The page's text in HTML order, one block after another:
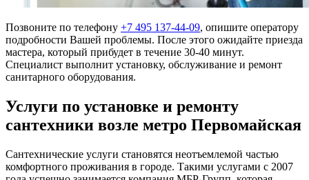
Позвоните по телефону +7 495 137-44-09, опишите оператору
подробности Вашей проблемы. После этого ожидайте приезда
мастера, который прибудет в течение 30-40 минут.
Специалист выполнит установку, обслуживание и ремонт
санитарного оборудования.
Услуги по установке и ремонту
сантехники возле метро Первомайская
Сантехнические услуги становятся неотъемлемой частью
комфортного проживания в городе. Такими услугами с 2007